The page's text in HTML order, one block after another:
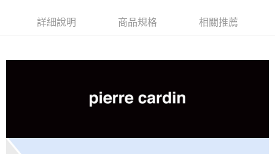
２．訂單成立數日內，您將收到繳費通知簡訊。
３．收到繳費通知簡訊後14天內，點擊此簡訊中的連結，可透過四大超商／
購買商品的店家。未經商家同意取消之訂單仍視為有效，需透過AFTEE先享
是否繳費成功／繳費後需取消欲退款等相關疑問，請聯繫「AFTEE先享後付
https://netprotections.freshdesk.com/support/home
１．透過由恩沛科技股份有限公司提供之「AFTEE先享後付」服務完成之交
易，需依本服務之必要範圍內提供個人資料，並將交易相關給付款項請求債
每筆NT$80，滿NT$899(含以上)免運費
每筆NT$80，滿NT$899(含以上)免運費
每筆NT$80，滿NT$899(含以上)免運費
每筆NT$100，滿NT$899(含以上)免運費
詳細說明 商品規格 相關推薦